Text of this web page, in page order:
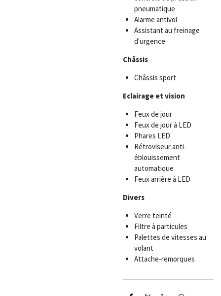
pneumatique
Alarme antivol
Assistant au freinage
d'urgence
Châssis
Châssis sport
Eclairage et vision
Feux de jour
Feux de jour à LED
Phares LED
Rétroviseur anti-
éblouissement
automatique
Feux arrière à LED
Divers
Verre teinté
Filtre à particules
Palettes de vitesses au
volant
Attache-remorques